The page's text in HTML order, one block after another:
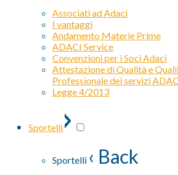
Associati ad Adaci
I vantaggi
Andamento Materie Prime
ADACI Service
Convenzioni per i Soci Adaci
Attestazione di Qualità e
Professionale dei servizi
Legge 4/2013
Sportelli›
Sportelli ‹ Back